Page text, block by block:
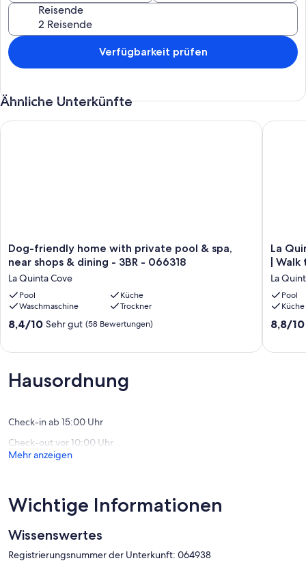
Reisende
Verfügbarkeit prüfen
Ähnliche Unterkünfte
Dog-
friendly
with
private
pool
&
spa,
dining
-
La
Quinta
Dog-friendly home with private pool & spa,
near shops & dining - 3BR - 066318
La Quinta Cove
Pool
Küche
Waschmaschine
Trockner
8.4
gut,
(58
8,4/10 Sehr gut (58 Bewertungen)
Dog-friendly home with private pool & spa, near shops &
La
Quinta
Cove
Retreat
|
Pool,
Hot
Tub
La
|
La
Pool
Küche
8.8
8,8/10
La
Hausordnung
Check-in ab 15:00 Uhr
Check-out vor 10:00 Uhr
Mehr anzeigen
Wichtige Informationen
Wissenswertes
Registrierungsnummer der Unterkunft: 064938